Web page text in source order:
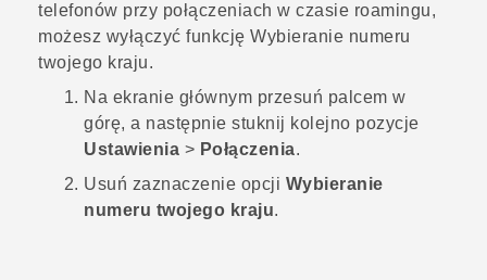
telefonów przy połączeniach w czasie roamingu,
możesz wyłączyć funkcję Wybieranie numeru
twojego kraju.
Na ekranie głównym przesuń palcem w
górę, a następnie stuknij kolejno pozycje
Ustawienia > Połączenia.
Usuń zaznaczenie opcji Wybieranie
numeru twojego kraju.